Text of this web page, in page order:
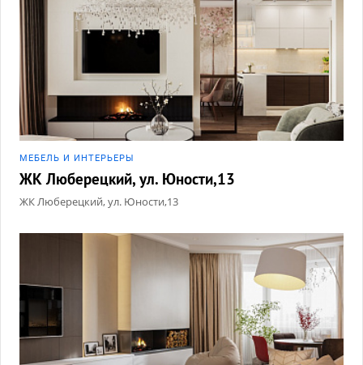
МЕБЕЛЬ И ИНТЕРЬЕРЫ
ЖК Люберецкий, ул. Юности,13
ЖК Люберецкий, ул. Юности,13